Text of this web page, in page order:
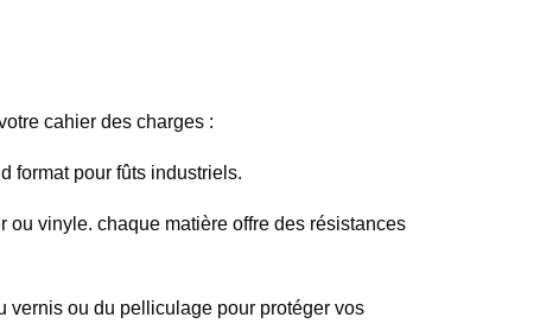
cahier des charges :
format pour fûts industriels.
vinyle. chaque matière offre des résistances
vernis ou du pelliculage pour protéger vos